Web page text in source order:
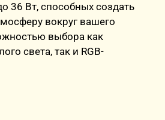
36 Вт, способных создать
вокруг вашего
выбора как
света, так и RGB-